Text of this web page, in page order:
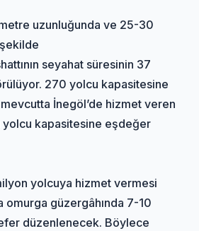
uzunluğunda ve 25-30
hattının seyahat süresinin 37
270 yolcu kapasitesine
İnegöl’de hizmet veren
yolcu kapasitesine eşdeğer
yolcuya hizmet vermesi
omurga güzergâhında 7-10
düzenlenecek. Böylece